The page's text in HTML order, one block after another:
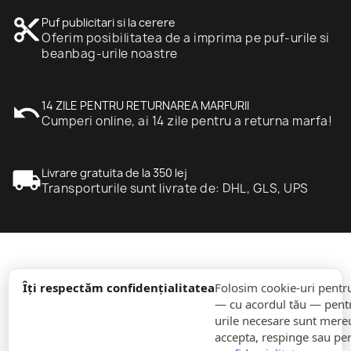
Îți respectăm confidențialitateaFolosim cookie-uri
— cu acordul tău —
urile necesare sunt
accepta, respinge sau
content_cut Puf publicitari si la cerere
Oferim posibilitatea de a imprima pe puf-urile si
beanbag-urile noastre
undo14 ZILE PENTRU RETURNAREA MARFURII
Cumperi online, ai 14 zile pentru a returna marfa!
local_shippingLivrare gratuita de la 350 lej
Transporturile sunt livrate de: DHL, GLS, UPS
informație
expand_more